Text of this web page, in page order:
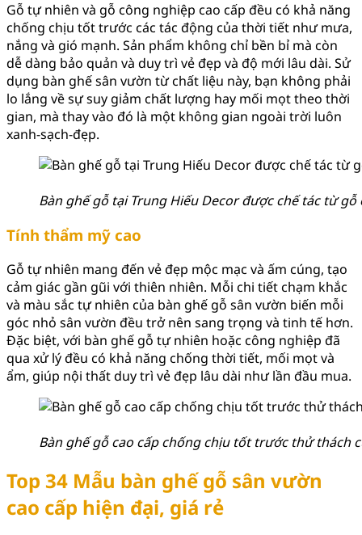
Gỗ tự nhiên và gỗ công nghiệp cao cấp đều có khả năng
chống chịu tốt trước các tác động của thời tiết như mưa,
nắng và gió mạnh. Sản phẩm không chỉ bền bỉ mà còn
dễ dàng bảo quản và duy trì vẻ đẹp và độ mới lâu dài. Sử
dụng bàn ghế sân vườn từ chất liệu này, bạn không phải
lo lắng về sự suy giảm chất lượng hay mối mọt theo thời
gian, mà thay vào đó là một không gian ngoài trời luôn
xanh-sạch-đẹp.
Bàn ghế gỗ tại Trung Hiếu Decor được chế tác từ gỗ
Tính thẩm mỹ cao
Gỗ tự nhiên mang đến vẻ đẹp mộc mạc và ấm cúng, tạo
cảm giác gần gũi với thiên nhiên. Mỗi chi tiết chạm khắc
và màu sắc tự nhiên của bàn ghế gỗ sân vườn biến mỗi
góc nhỏ sân vườn đều trở nên sang trọng và tinh tế hơn.
Đặc biệt, với bàn ghế gỗ tự nhiên hoặc công nghiệp đã
qua xử lý đều có khả năng chống thời tiết, mối mọt và
ẩm, giúp nội thất duy trì vẻ đẹp lâu dài như lần đầu mua.
Bàn ghế gỗ cao cấp chống chịu tốt trước thử thách
Top 34 Mẫu bàn ghế gỗ sân vườn
cao cấp hiện đại, giá rẻ